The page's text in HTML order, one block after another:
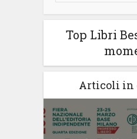
Top Libri
Articoli in